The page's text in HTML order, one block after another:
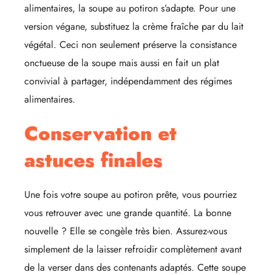
alimentaires, la soupe au potiron s’adapte. Pour une
version végane, substituez la crème fraîche par du lait
végétal. Ceci non seulement préserve la consistance
onctueuse de la soupe mais aussi en fait un plat
convivial à partager, indépendamment des régimes
alimentaires.
Conservation et
astuces finales
Une fois votre soupe au potiron prête, vous pourriez
vous retrouver avec une grande quantité. La bonne
nouvelle ? Elle se congèle très bien. Assurez-vous
simplement de la laisser refroidir complètement avant
de la verser dans des contenants adaptés. Cette soupe